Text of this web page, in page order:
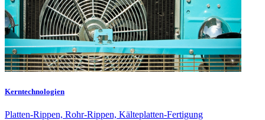
Kerntechnologien
Platten-Rippen, Rohr-Rippen, Kälteplatten-Fertigung